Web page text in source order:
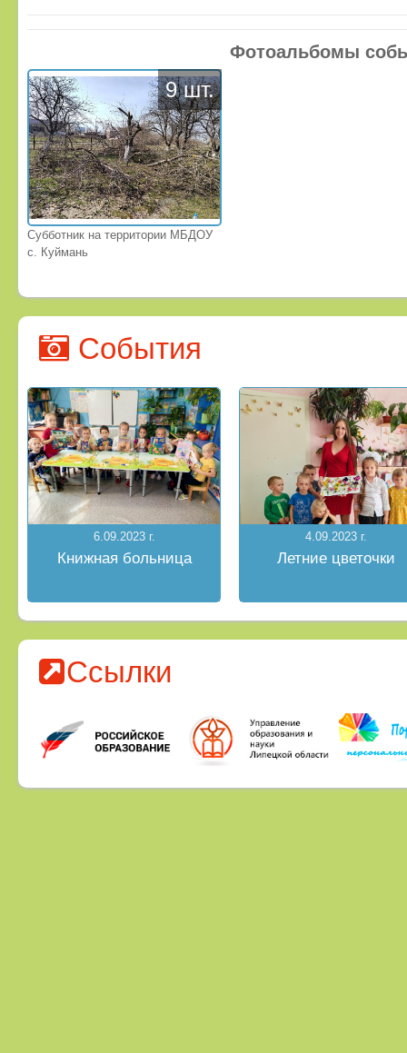
Фотоальбомы
9 шт.
Субботник на территории МБДОУ
с. Куймань
События
6.09.2023 г.
Книжная больница
4.09.2023 г.
Летние цветочки
Ссылки